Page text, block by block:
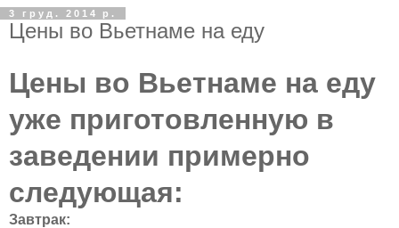
3 груд. 2014 р.
Цены во Вьетнаме на еду
Цены во Вьетнаме на еду
уже приготовленную в
заведении примерно
следующая:
Завтрак: